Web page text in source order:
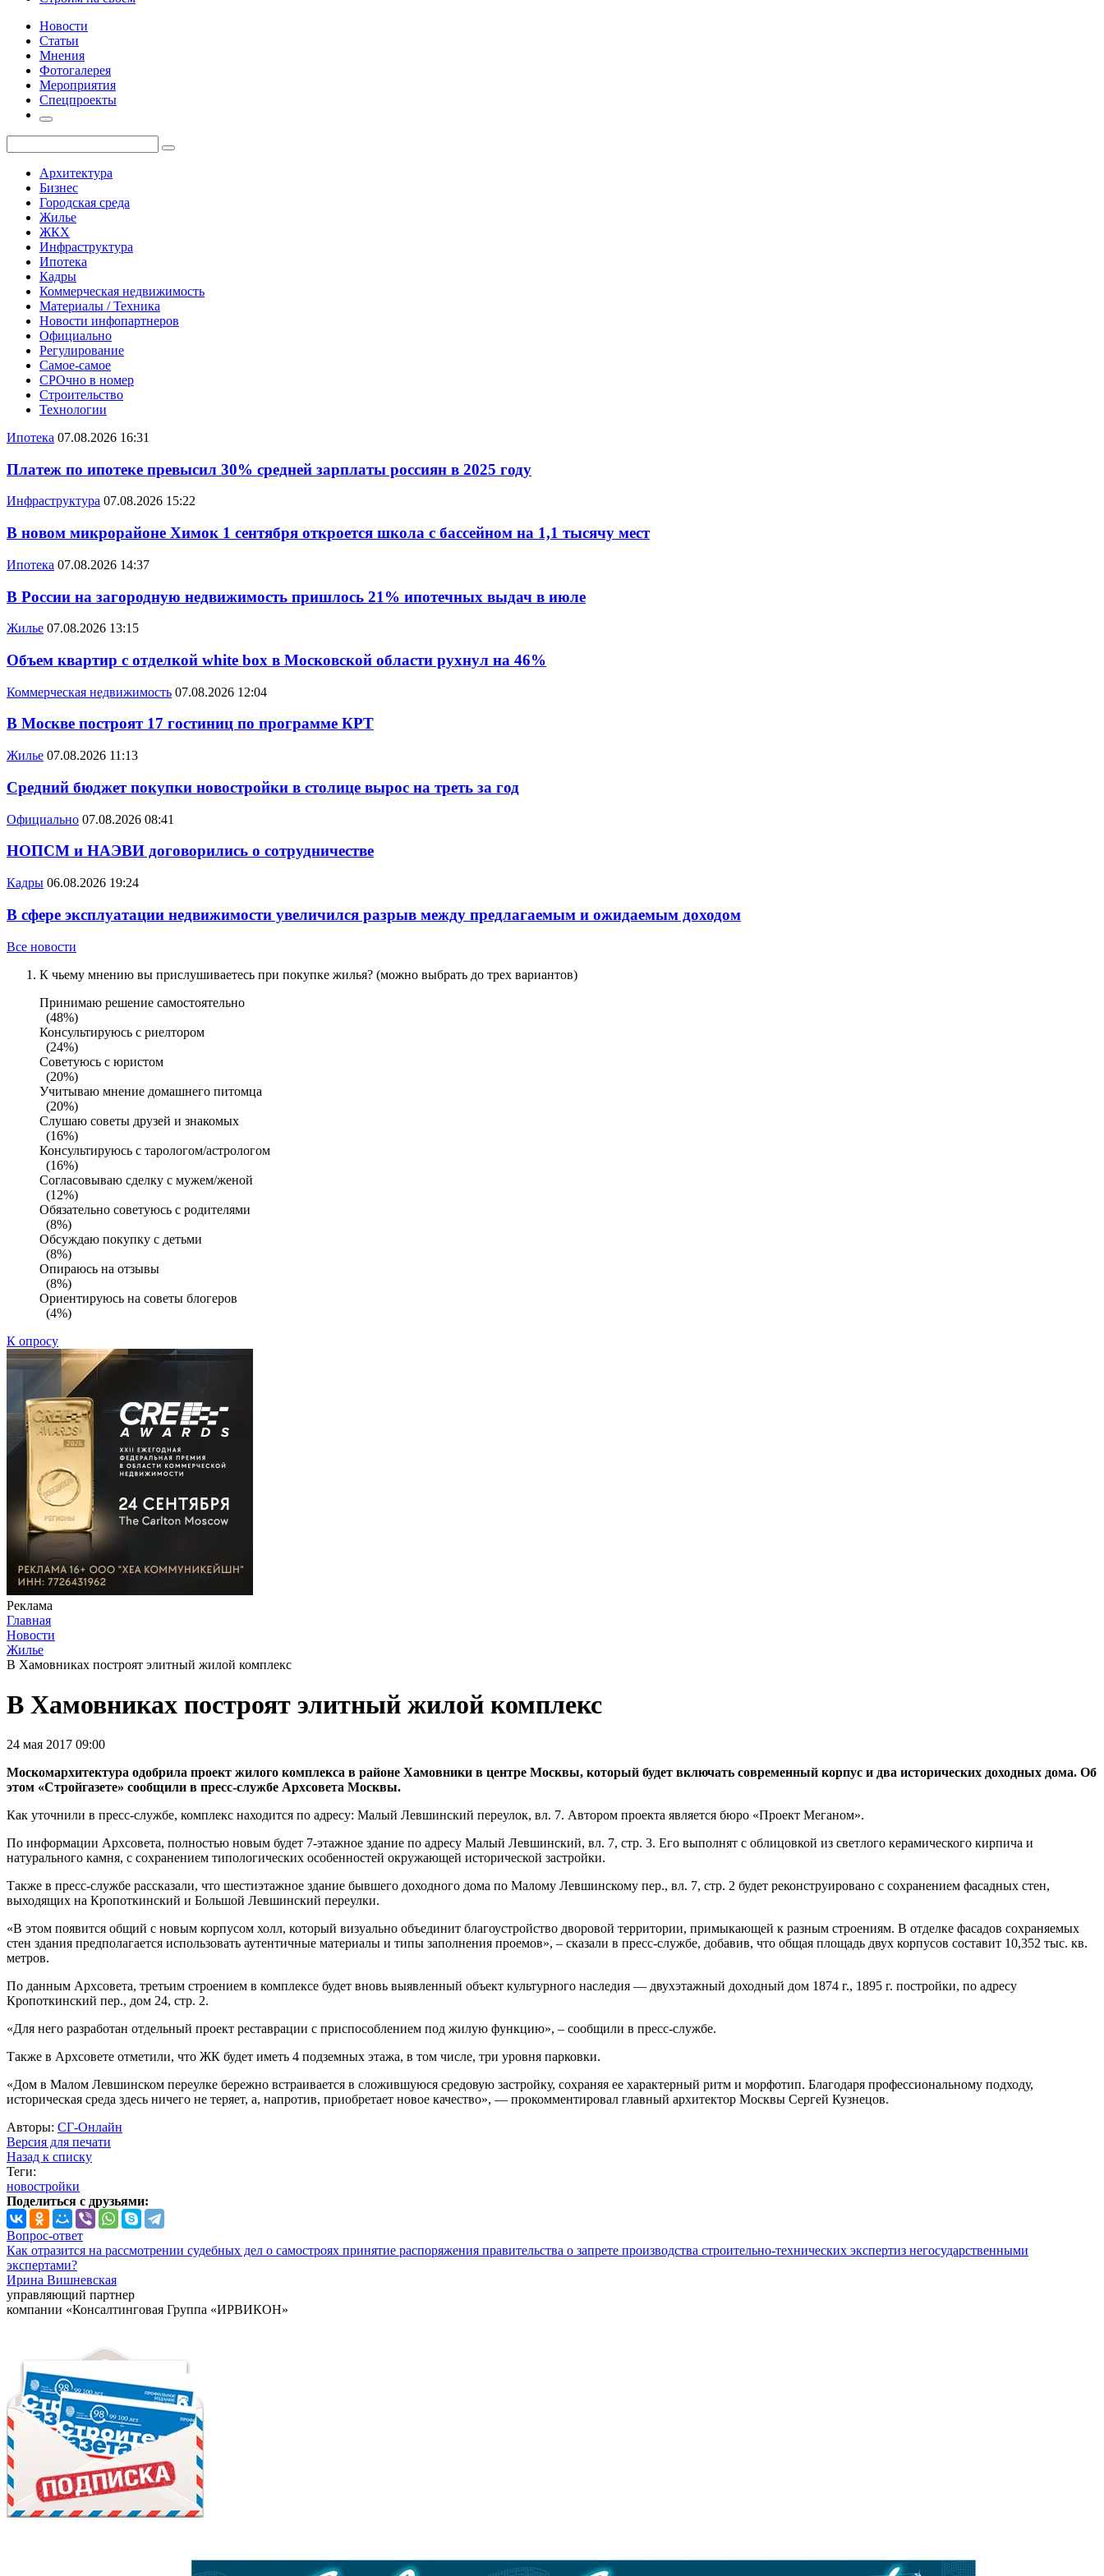
Новости
Статьи
Мнения
Фотогалерея
Мероприятия
Спецпроекты
Архитектура
Бизнес
Городская среда
Жилье
ЖКХ
Инфраструктура
Ипотека
Кадры
Коммерческая недвижимость
Материалы / Техника
Новости инфопартнеров
Официально
Регулирование
Самое-самое
СРОчно в номер
Строительство
Технологии
Ипотека 07.08.2026 16:31
Платеж по ипотеке превысил 30% средней зарплаты россиян в 2025 году
Инфраструктура 07.08.2026 15:22
В новом микрорайоне Химок 1 сентября откроется школа с бассейном на 1,1 тысячу мест
Ипотека 07.08.2026 14:37
В России на загородную недвижимость пришлось 21% ипотечных выдач в июле
Жилье 07.08.2026 13:15
Объем квартир с отделкой white box в Московской области рухнул на 46%
Коммерческая недвижимость 07.08.2026 12:04
В Москве построят 17 гостиниц по программе КРТ
Жилье 07.08.2026 11:13
Средний бюджет покупки новостройки в столице вырос на треть за год
Официально 07.08.2026 08:41
НОПСМ и НАЭВИ договорились о сотрудничестве
Кадры 06.08.2026 19:24
В сфере эксплуатации недвижимости увеличился разрыв между предлагаемым и ожидаемым доходом
Все новости
К чьему мнению вы прислушиваетесь при покупке жилья? (можно выбрать до трех вариантов)
Принимаю решение самостоятельно
(48%)
Консультируюсь с риелтором
(24%)
Советуюсь с юристом
(20%)
Учитываю мнение домашнего питомца
(20%)
Слушаю советы друзей и знакомых
(16%)
Консультируюсь с тарологом/астрологом
(16%)
Согласовываю сделку с мужем/женой
(12%)
Обязательно советуюсь с родителями
(8%)
Обсуждаю покупку с детьми
(8%)
Опираюсь на отзывы
(8%)
Ориентируюсь на советы блогеров
(4%)
К опросу
Реклама
Главная
Новости
Жилье
В Хамовниках построят элитный жилой комплекс
В Хамовниках построят элитный жилой комплекс
24 мая 2017 09:00
Москомархитектура одобрила проект жилого комплекса в районе Хамовники в центре Москвы, который будет включать современный корпус и два исторических доходных дома. Об
этом «Стройгазете» сообщили в пресс-службе Архсовета Москвы.
Как уточнили в пресс-службе, комплекс находится по адресу: Малый Левшинский переулок, вл. 7. Автором проекта является бюро «Проект Меганом».
По информации Архсовета, полностью новым будет 7-этажное здание по адресу Малый Левшинский, вл. 7, стр. 3. Его выполнят с облицовкой из светлого керамического кирпича и
натурального камня, с сохранением типологических особенностей окружающей исторической застройки.
Также в пресс-службе рассказали, что шестиэтажное здание бывшего доходного дома по Малому Левшинскому пер., вл. 7, стр. 2 будет реконструировано с сохранением фасадных стен,
выходящих на Кропоткинский и Большой Левшинский переулки.
«В этом появится общий с новым корпусом холл, который визуально объединит благоустройство дворовой территории, примыкающей к разным строениям. В отделке фасадов сохраняемых
стен здания предполагается использовать аутентичные материалы и типы заполнения проемов», – сказали в пресс-службе, добавив, что общая площадь двух корпусов составит 10,352 тыс. кв.
метров.
По данным Архсовета, третьим строением в комплексе будет вновь выявленный объект культурного наследия — двухэтажный доходный дом 1874 г., 1895 г. постройки, по адресу
Кропоткинский пер., дом 24, стр. 2.
«Для него разработан отдельный проект реставрации с приспособлением под жилую функцию», – сообщили в пресс-службе.
Также в Архсовете отметили, что ЖК будет иметь 4 подземных этажа, в том числе, три уровня парковки.
«Дом в Малом Левшинском переулке бережно встраивается в сложившуюся средовую застройку, сохраняя ее характерный ритм и морфотип. Благодаря профессиональному подходу,
историческая среда здесь ничего не теряет, а, напротив, приобретает новое качество», — прокомментировал главный архитектор Москвы Сергей Кузнецов.
Авторы: СГ-Онлайн
Версия для печати
Назад к списку
Теги:
новостройки
Поделиться с друзьями:
Вопрос-ответ
Как отразится на рассмотрении судебных дел о самостроях принятие распоряжения правительства о запрете производства строительно-технических экспертиз негосударственными
экспертами?
Ирина Вишневская
управляющий партнер
компании «Консалтинговая Группа «ИРВИКОН»